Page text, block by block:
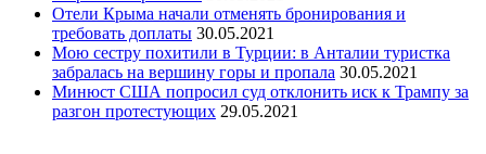
Отели Крыма начали отменять бронирования и
требовать доплаты 30.05.2021
Мою сестру похитили в Турции: в Анталии туристка
забралась на вершину горы и пропала 30.05.2021
Минюст США попросил суд отклонить иск к Трампу за
разгон протестующих 29.05.2021